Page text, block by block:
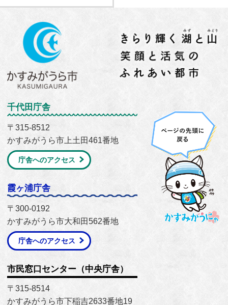
千代田庁舎
〒315-8512
かすみがうら市上土田461番地
庁舎へのアクセス
霞ヶ浦庁舎
〒300-0192
かすみがうら市大和田562番地
庁舎へのアクセス
市民窓口センター（中央庁舎）
〒315-8514
かすみがうら市下稲吉2633番地19